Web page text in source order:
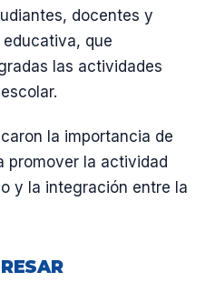
docentes y
que
las actividades
la importancia de
promover la actividad
y la integración entre la